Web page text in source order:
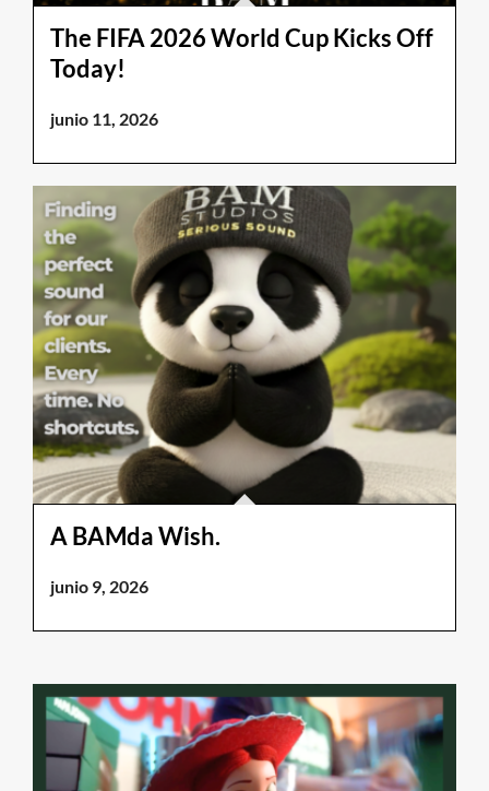
The FIFA 2026 World Cup Kicks Off
Today!
junio 11, 2026
A BAMda Wish.
junio 9, 2026